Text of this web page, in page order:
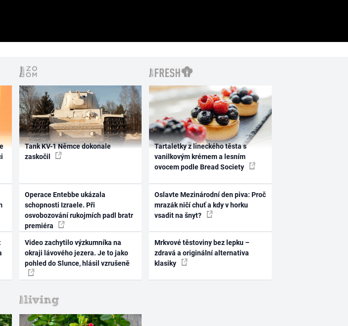
Tank KV-1 Němce dokonale
zaskočil
Operace Entebbe ukázala
schopnosti Izraele. Při
osvobozování rukojmích padl bratr
premiéra
Video zachytilo výzkumníka na
okraji lávového jezera. Je to jako
pohled do Slunce, hlásil vzrušeně
Tartaletky z lineckého těsta s
vanilkovým krémem a lesním
ovocem podle Bread Society
Oslavte Mezinárodní den piva: Proč
mrazák ničí chuť a kdy v horku
vsadit na šnyt?
Mrkvové těstoviny bez lepku –
zdravá a originální alternativa
klasiky